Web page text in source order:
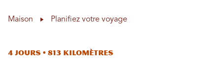
Maison Planifiez votre voyage
4 jours • 813 kilomètres